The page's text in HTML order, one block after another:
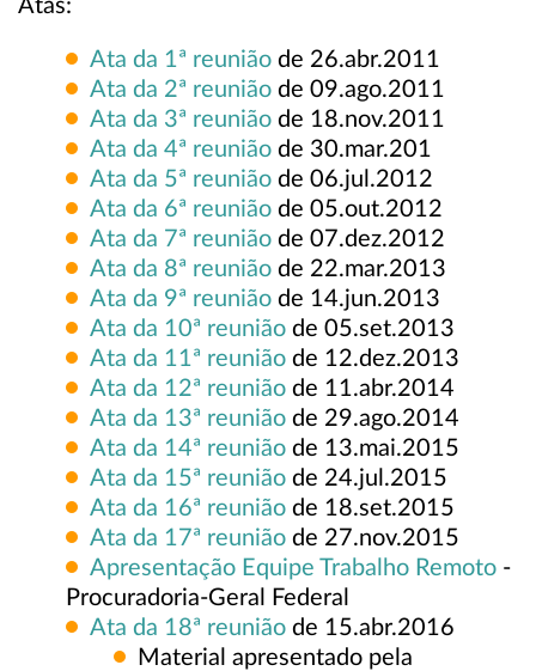
Atas:
Ata da 1ª reunião de 26.abr.2011
Ata da 2ª reunião de 09.ago.2011
Ata da 3ª reunião de 18.nov.2011
Ata da 4ª reunião de 30.mar.201
Ata da 5ª reunião de 06.jul.2012
Ata da 6ª reunião de 05.out.2012
Ata da 7ª reunião de 07.dez.2012
Ata da 8ª reunião de 22.mar.2013
Ata da 9ª reunião de 14.jun.2013
Ata da 10ª reunião de 05.set.2013
Ata da 11ª reunião de 12.dez.2013
Ata da 12ª reunião de 11.abr.2014
Ata da 13ª reunião de 29.ago.2014
Ata da 14ª reunião de 13.mai.2015
Ata da 15ª reunião de 24.jul.2015
Ata da 16ª reunião de 18.set.2015
Ata da 17ª reunião de 27.nov.2015
Apresentação Equipe Trabalho Remoto -
Procuradoria-Geral Federal
Ata da 18ª reunião de 15.abr.2016
Material apresentado pela